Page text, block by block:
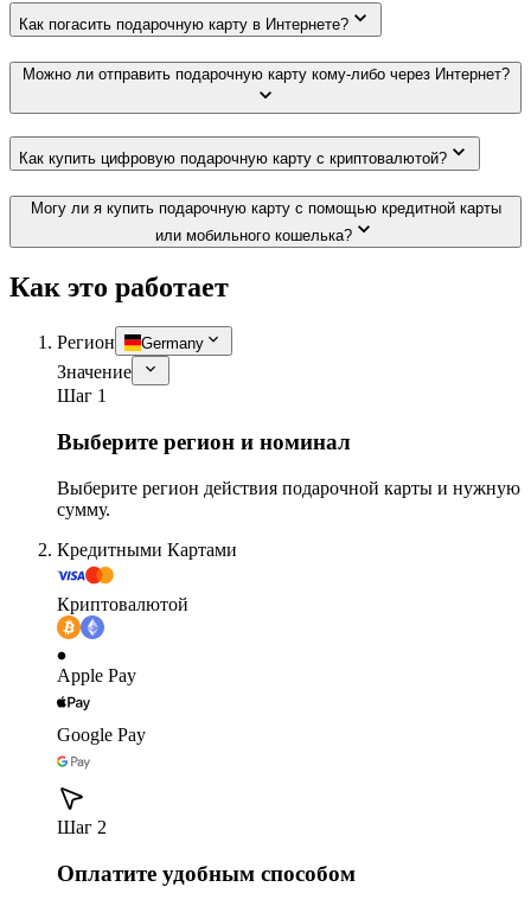
Как погасить подарочную карту в Интернете?
Можно ли отправить подарочную карту кому-либо через Интернет?
Как купить цифровую подарочную карту с криптовалютой?
Могу ли я купить подарочную карту с помощью кредитной карты
или мобильного кошелька?
Как это работает
Регион Germany
Значение
Шаг 1
Выберите регион и номинал
Выберите регион действия подарочной карты и нужную
сумму.
Кредитными Картами
Криптовалютой
Apple Pay
Google Pay
Шаг 2
Оплатите удобным способом